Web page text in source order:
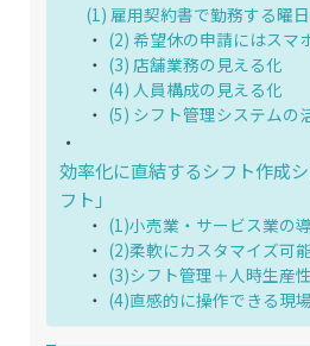
(1) 雇用契約書で勤務する曜
(2) 希望休の申請にはスマ
(3) 店舗業務の見える化
(4) 人員構成の見える化
(5) シフト管理システムの
効率化に直結するシフト作成
フト」
(1)小売業・サービス業の
(2)柔軟にカスタマイズ可能
(3)シフト管理＋人時生産
(4)直感的に操作できる現